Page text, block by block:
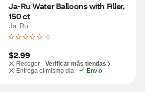
Ja-Ru Water Balloons with Filler,
150 ct
Ja-Ru
0
$2.99
Recoger - Verificar más tiendas
Entrega el mismo día
Envío